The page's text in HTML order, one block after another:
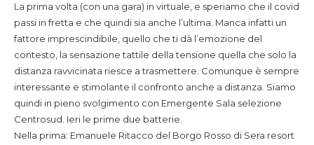
La prima volta (con una gara) in virtuale, e speriamo che il covid
passi in fretta e che quindi sia anche l’ultima. Manca infatti un
fattore imprescindibile, quello che ti dà l’emozione del
contesto, la sensazione tattile della tensione quella che solo la
distanza ravvicinata riesce a trasmettere. Comunque è sempre
interessante e stimolante il confronto anche a distanza. Siamo
quindi in pieno svolgimento con Emergente Sala selezione
Centrosud. Ieri le prime due batterie.
Nella prima: Emanuele Ritacco del Borgo Rosso di Sera resort